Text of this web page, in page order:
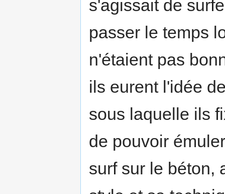
s'agissait de
passer le temps
n'étaient pas
ils eurent l'idée
sous laquelle ils
de pouvoir
surf sur le béton,